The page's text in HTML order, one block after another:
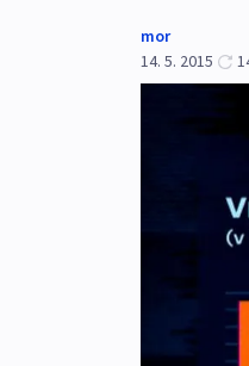
mor
14. 5. 2015